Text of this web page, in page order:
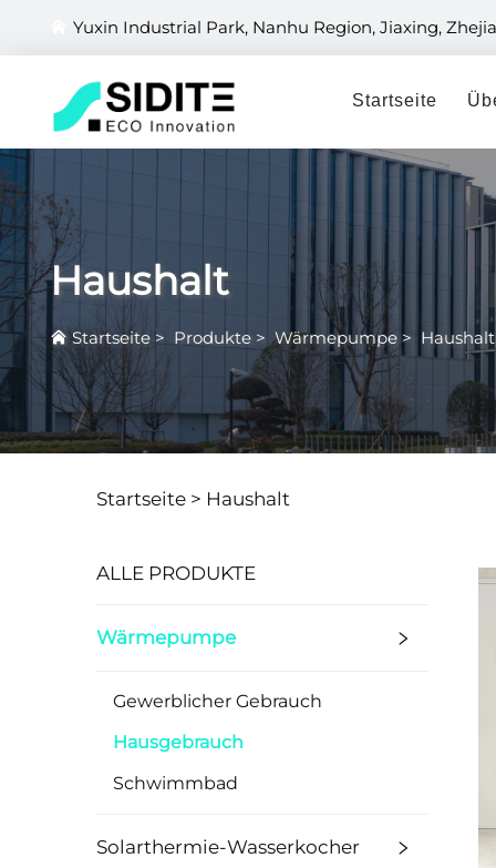
Yuxin Industrial Park, Nanhu Region, Jiaxing,
Startseite
Haushalt
Startseite > Produkte >Wärmepumpe > Haushalt
Startseite > Haushalt
ALLE PRODUKTE
Wärmepumpe
Gewerblicher Gebrauch
Hausgebrauch
Schwimmbad
Solarthermie-Wasserkocher